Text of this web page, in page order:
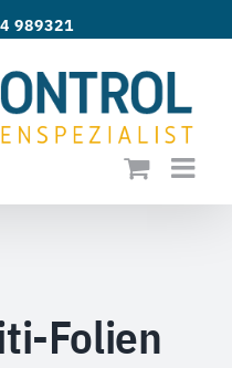
989321
Folien